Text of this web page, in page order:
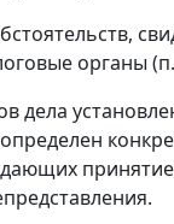
органы (
дела